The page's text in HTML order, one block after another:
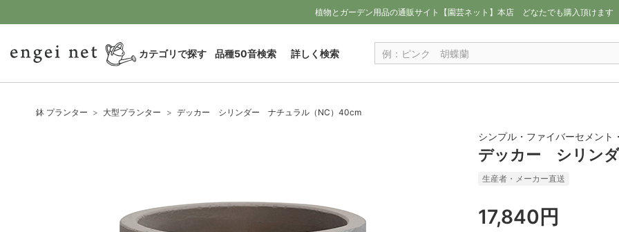
植物とガーデン用品の通販サイト【園芸ネット】本店 どなたでも購入頂けます
カテゴリで探す 品種50音検索 詳しく検索
鉢 プランター 大型プランター デッカー シリンダー ナチュラル（NC）40cm
シンプル・ファイバーセメント
デッカー シリン
生産者・メーカー直送
17,840円